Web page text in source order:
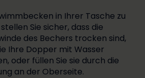
in Ihrer Tasche zu
Sie sicher, dass die
des Bechers trocken sind,
Ihre Dopper mit Wasser
oder füllen Sie sie durch die
an der Oberseite.